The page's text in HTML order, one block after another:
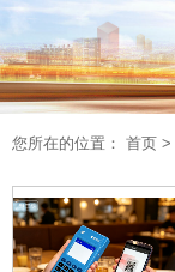
您所在的位置： 首页 >